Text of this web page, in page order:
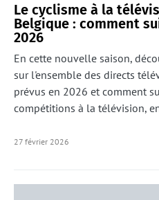
Le cyclisme à la
Belgique : comment
2026
En cette nouvelle saison,
sur l'ensemble des directs
prévus en 2026 et comment
compétitions à la télévision,
27 février 2026